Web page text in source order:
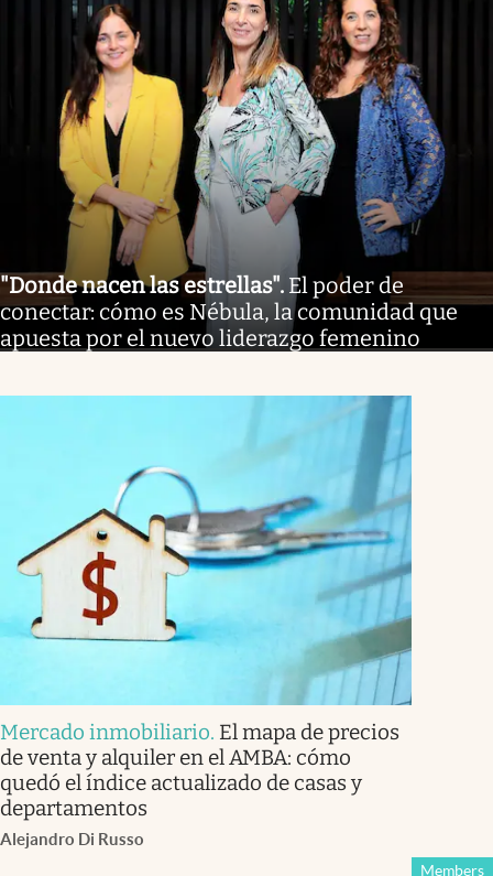
"Donde nacen las estrellas". El poder de
conectar: cómo es Nébula, la comunidad que
apuesta por el nuevo liderazgo femenino
Mercado inmobiliario. El mapa de precios
de venta y alquiler en el AMBA: cómo
quedó el índice actualizado de casas y
departamentos
Alejandro Di Russo
Members